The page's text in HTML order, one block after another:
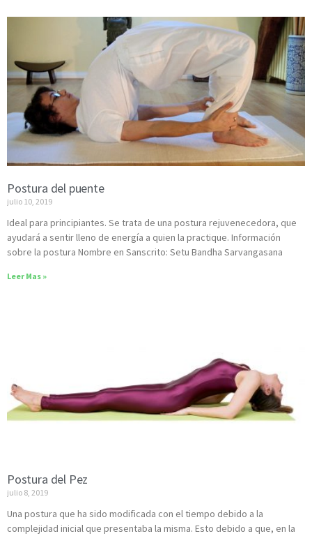
Postura del puente
julio 10, 2019
Ideal para principiantes. Se trata de una postura rejuvenecedora, que
ayudará a sentir lleno de energía a quien la practique. Información
sobre la postura Nombre en Sanscrito: Setu Bandha Sarvangasana
Leer Mas »
Postura del Pez
julio 8, 2019
Una postura que ha sido modificada con el tiempo debido a la
complejidad inicial que presentaba la misma. Esto debido a que, en la